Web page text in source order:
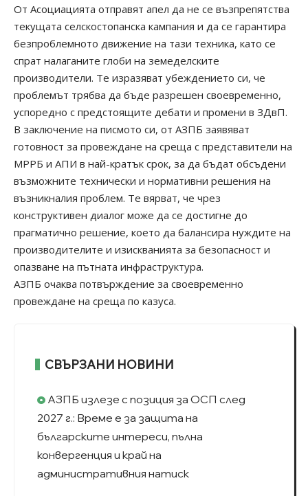
От Асоциацията отправят апел да не се възпрепятства
текущата селскостопанска кампания и да се гарантира
безпроблемното движение на тази техника, като се
спрат налаганите глоби на земеделските
производители. Те изразяват убеждението си, че
проблемът трябва да бъде разрешен своевременно,
успоредно с предстоящите дебати и промени в ЗДвП.
В заключение на писмото си, от АЗПБ заявяват
готовност за провеждане на среща с представители на
МРРБ и АПИ в най-кратък срок, за да бъдат обсъдени
възможните технически и нормативни решения на
възникналия проблем. Те вярват, че чрез
конструктивен диалог може да се достигне до
прагматично решение, което да балансира нуждите на
производителите и изискванията за безопасност и
опазване на пътната инфраструктура.
АЗПБ очаква потвърждение за своевременно
провеждане на среща по казуса.
СВЪРЗАНИ НОВИНИ
АЗПБ излезе с позиция за ОСП след
2027 г.: Време е за защита на
българските интереси, пълна
конвергенция и край на
административния натиск